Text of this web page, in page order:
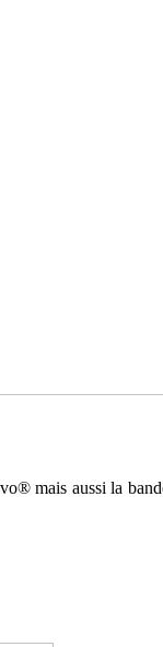
mais aussi la